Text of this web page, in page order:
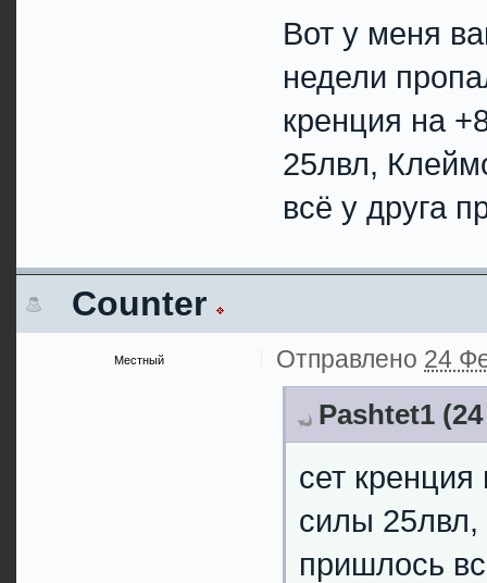
Вот у меня
недели
кренция на
25лвл,
всё у друга
Counter
Местный Отправлено 24
Pashtet1
сет
силы
пришлось